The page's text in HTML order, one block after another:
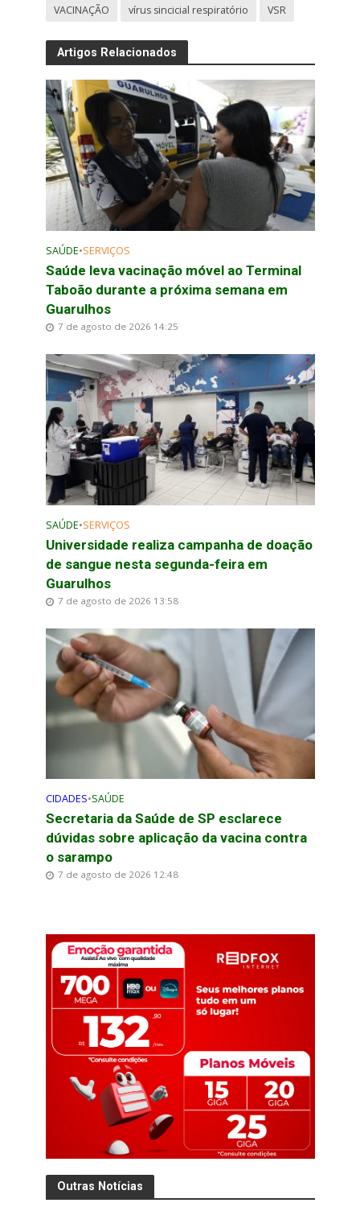
VACINAÇÃO vírus sincicial respiratório VSR
Artigos Relacionados
SAÚDE•SERVIÇOS
Saúde leva vacinação móvel ao Terminal
Taboão durante a próxima semana em
Guarulhos
7 de agosto de 2026 14:25
SAÚDE•SERVIÇOS
Universidade realiza campanha de doação
de sangue nesta segunda-feira em
Guarulhos
7 de agosto de 2026 13:58
CIDADES•SAÚDE
Secretaria da Saúde de SP esclarece
dúvidas sobre aplicação da vacina contra
o sarampo
7 de agosto de 2026 12:48
Outras Notícias